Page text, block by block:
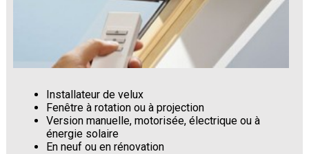
Installateur de velux
Fenêtre à rotation ou à projection
Version manuelle, motorisée, électrique ou à
énergie solaire
En neuf ou en rénovation